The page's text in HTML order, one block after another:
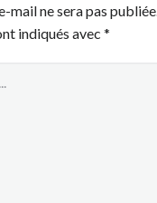
mail ne sera pas publiée.
indiqués avec *